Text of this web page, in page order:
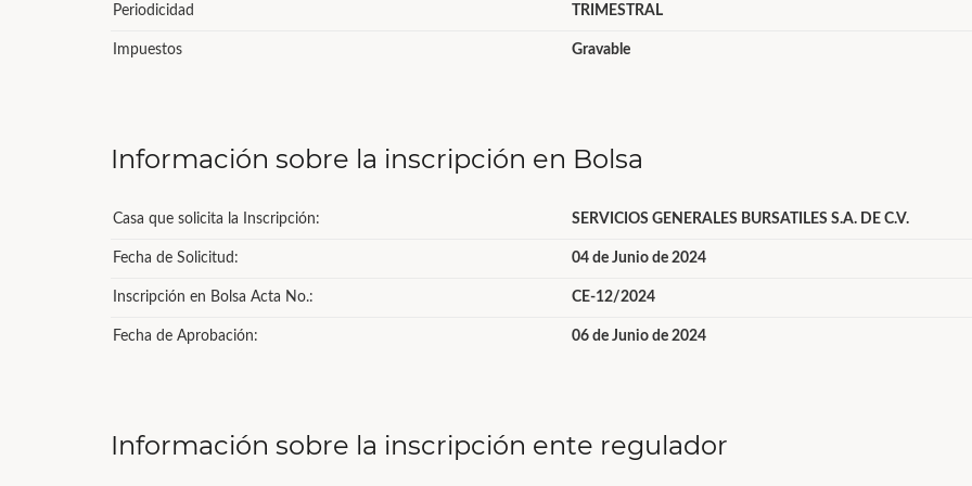
Periodicidad TRIMESTRAL
Impuestos Gravable
Información sobre la inscripción en Bolsa
Casa que solicita la Inscripción: SERVICIOS GENERALES BURSATILES S.A. DE C.V.
Fecha de Solicitud: 04 de Junio de 2024
Inscripción en Bolsa Acta No.: CE-12/2024
Fecha de Aprobación: 06 de Junio de 2024
Información sobre la inscripción ente regulador